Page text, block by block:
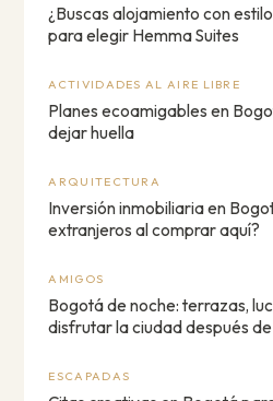
¿Buscas alojamiento con
para elegir Hemma Suites
ACTIVIDADES AL AIRE LIBRE
Planes ecoamigables en
dejar huella
ARQUITECTURA
Inversión inmobiliaria en
extranjeros al comprar aquí?
AMIGOS
Bogotá de noche: terrazas,
disfrutar la ciudad después de
ESCAPADAS